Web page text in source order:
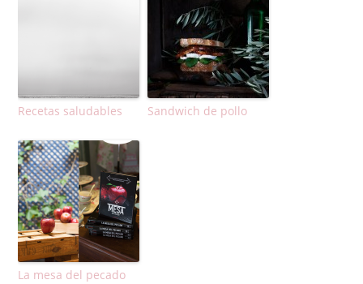
Recetas saludables Sandwich de pollo
La mesa del pecado